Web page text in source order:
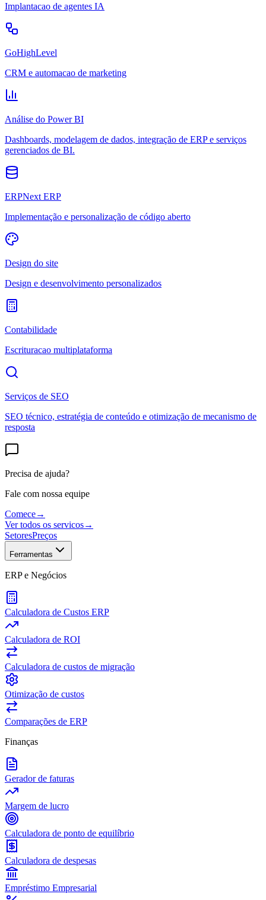
Implantacao de agentes IA
GoHighLevel
CRM e automacao de marketing
Análise do Power BI
Dashboards, modelagem de dados, integração de ERP e serviços
gerenciados de BI.
ERPNext ERP
Implementação e personalização de código aberto
Design do site
Design e desenvolvimento personalizados
Contabilidade
Escrituracao multiplataforma
Serviços de SEO
SEO técnico, estratégia de conteúdo e otimização de mecanismo de
resposta
Precisa de ajuda?
Fale com nossa equipe
Comece→
Ver todos os servicos→
SetoresPreços
Ferramentas
ERP e Negócios
Calculadora de Custos ERP
Calculadora de ROI
Calculadora de custos de migração
Otimização de custos
Comparações de ERP
Finanças
Gerador de faturas
Margem de lucro
Calculadora de ponto de equilíbrio
Calculadora de despesas
Empréstimo Empresarial